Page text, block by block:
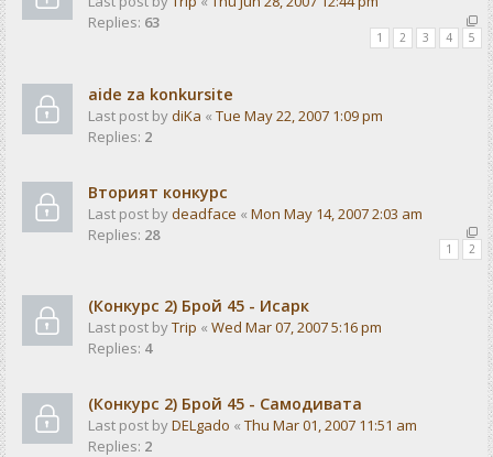
Replies: 63
1 2 3 4 5
aide za konkursite
Last post bydiKa « Tue May 22, 2007 1:09 pm
Replies: 2
Вторият конкурс
Last post bydeadface « Mon May 14, 2007 2:03 am
Replies: 28
1 2
(Конкурс 2) Брой 45 - Исарк
Last post byTrip « Wed Mar 07, 2007 5:16 pm
Replies: 4
(Конкурс 2) Брой 45 - Самодивата
Last post byDELgado « Thu Mar 01, 2007 11:51 am
Replies: 2